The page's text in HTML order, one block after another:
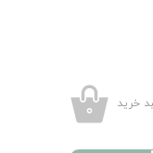
۰ خرید